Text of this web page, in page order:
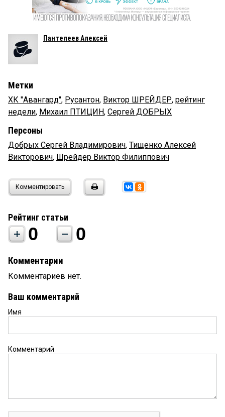
Пантелеев Алексей
Метки
ХК "Авангард", Русантон, Виктор ШРЕЙДЕР, рейтинг
недели, Михаил ПТИЦИН, Сергей ДОБРЫХ
Персоны
Добрых Сергей Владимирович, Тищенко Алексей
Викторович, Шрейдер Виктор Филиппович
Комментировать
Рейтинг статьи
0 0
Комментарии
Комментариев нет.
Ваш комментарий
Имя
Комментарий